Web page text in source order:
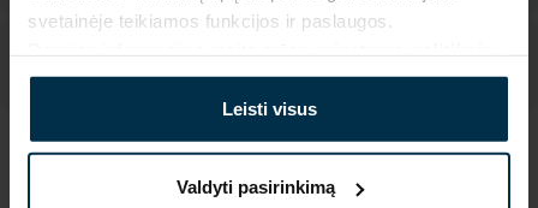
svetainėje teikiamos funkcijos ir paslaugos.
Leisti visus
Valdyti pasirinkimą